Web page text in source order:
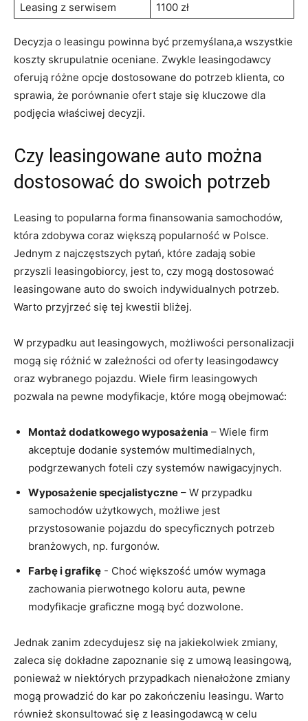
Leasing z serwisem 1100 ⁣zł
Decyzja o leasingu powinna być przemyślana,a wszystkie
koszty skrupulatnie oceniane. Zwykle ⁤leasingodawcy
⁣oferują ‌różne opcje dostosowane do potrzeb klienta, co
sprawia, że porównanie ofert ⁤staje⁢ się kluczowe dla
podjęcia właściwej decyzji.
Czy leasingowane ⁢auto można
dostosować do⁣ swoich potrzeb
Leasing to ​popularna forma finansowania samochodów,
która zdobywa coraz ‌większą popularność w Polsce.
Jednym z najczęstszych pytań, które zadają ⁤sobie​
przyszli leasingobiorcy, jest⁣ to, czy mogą ​dostosować
leasingowane auto do swoich indywidualnych potrzeb.
Warto przyjrzeć się‍ tej kwestii bliżej.
W przypadku ‌aut leasingowych, możliwości personalizacji⁣
mogą⁣ się różnić w zależności od oferty leasingodawcy‌
oraz wybranego pojazdu. Wiele‍ firm leasingowych
pozwala na pewne‍ modyfikacje, ‌które mogą obejmować:
Montaż dodatkowego wyposażenia – Wiele firm
akceptuje⁤ dodanie systemów multimedialnych,
podgrzewanych foteli czy ⁣systemów nawigacyjnych.
Wyposażenie specjalistyczne – W‌ przypadku ​
samochodów użytkowych, możliwe jest
przystosowanie‌ pojazdu‍ do‍ specyficznych potrzeb‌
branżowych, np.⁣ furgonów.
Farbę i grafikę -‍ Choć większość umów wymaga
zachowania pierwotnego koloru auta, ​pewne
modyfikacje ⁤graficzne mogą być⁤ dozwolone.
Jednak zanim zdecydujesz się na jakiekolwiek ⁢zmiany,
zaleca się ⁢dokładne zapoznanie się z umową leasingową,
ponieważ ⁤w niektórych przypadkach nienałożone ‌zmiany
mogą prowadzić do‌ kar po zakończeniu leasingu. Warto
również skonsultować się z leasingodawcą w celu⁢